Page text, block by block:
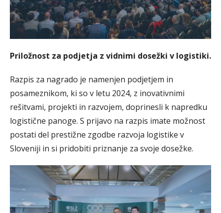
Priložnost za podjetja z vidnimi dosežki v logistiki.
Razpis za nagrado je namenjen podjetjem in
posameznikom, ki so v letu 2024, z inovativnimi
rešitvami, projekti in razvojem, doprinesli k napredku
logistične panoge. S prijavo na razpis imate možnost
postati del prestižne zgodbe razvoja logistike v
Sloveniji in si pridobiti priznanje za svoje dosežke.